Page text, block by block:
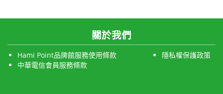
關於我們
Hami Point品牌館服務使用條款
隱私權保護政策
中華電信會員服務條款